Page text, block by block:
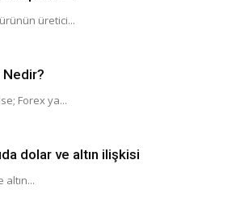
üretici...
Forex ya...
dolar ve altın ilişkisi
altın...